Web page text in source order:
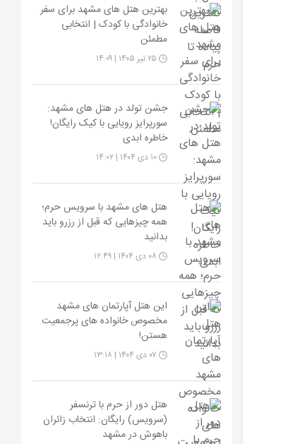
بهترین هتل های مشهد برای سفر
خانوادگی با کودک | انتخابی
مطمئن
جشن تولد در هتل های مشهد:
سورپرایز رویایی با کیک رایگان!
خاطره ابدی
۱۰ دی ۱۴۰۴ | ۱۴:۰۲
هتل های مشهد با سرویس حرم؛
همه چیزهایی که قبل از رزرو باید
بدانید
این هتل آپارتمان های مشهد
مخصوص خانواده های پرجمعیت
هستن!
هتل دور از حرم با ترنسفر
(سرویس) رایگان: انتخاب زائران
باهوش در مشهد